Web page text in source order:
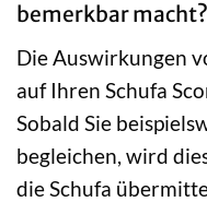
bemerkbar macht?
Die Auswirkungen
auf Ihren Schufa
Sobald Sie
begleichen, wird
die Schufa